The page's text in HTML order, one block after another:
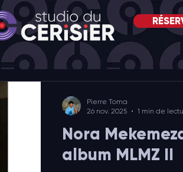
Nora
album MLMZ II
Pierre Toma
26 nov. 2025
1 min de